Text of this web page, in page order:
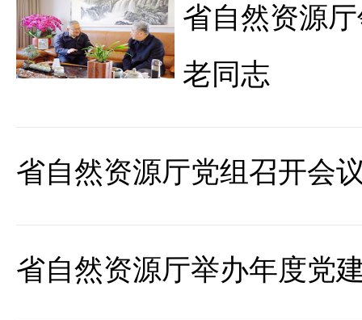
省自然资源
老同志
省自然资源厅党组召开会
省自然资源厅举办年度党